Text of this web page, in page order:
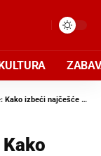
najčešće greške u pripremi